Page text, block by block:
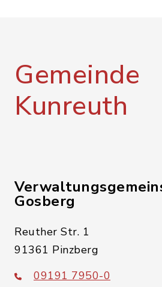
Gemeinde
Kunreuth
Gosberg
Reuther Str. 1
91361 Pinzberg
09191 7950-0